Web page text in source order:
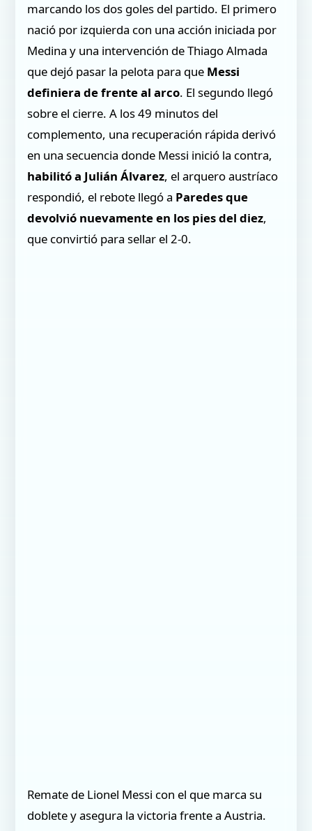
marcando los dos goles del partido. El primero
nació por izquierda con una acción iniciada por
Medina y una intervención de Thiago Almada
que dejó pasar la pelota para que Messi
definiera de frente al arco. El segundo llegó
sobre el cierre. A los 49 minutos del
complemento, una recuperación rápida derivó
en una secuencia donde Messi inició la contra,
habilitó a Julián Álvarez, el arquero austríaco
respondió, el rebote llegó a Paredes que
devolvió nuevamente en los pies del diez,
que convirtió para sellar el 2-0.
Remate de Lionel Messi con el que marca su
doblete y asegura la victoria frente a Austria.